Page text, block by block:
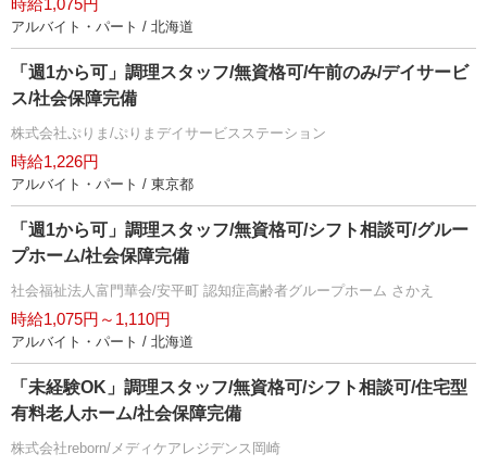
時給1,075円
アルバイト・パート / 北海道
「週1から可」調理スタッフ/無資格可/午前のみ/デイサービ
ス/社会保障完備
株式会社ぷりま/ぷりまデイサービスステーション
時給1,226円
アルバイト・パート / 東京都
「週1から可」調理スタッフ/無資格可/シフト相談可/グルー
プホーム/社会保障完備
社会福祉法人富門華会/安平町 認知症高齢者グループホーム さかえ
時給1,075円～1,110円
アルバイト・パート / 北海道
「未経験OK」調理スタッフ/無資格可/シフト相談可/住宅型
有料老人ホーム/社会保障完備
株式会社reborn/メディケアレジデンス岡崎